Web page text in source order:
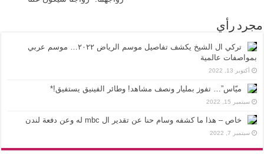
مجرد رأي
تركي ال الشيخ يكشف تفاصيل موسم الرياض ٢٠٢٢… موسم عربي
بمواصفات عالمية
أكتوبر 13, 2022
ميّاس”… تفوز بمليار ونصف مشاهد! وطائر الفينيق يستفيق!*
سبتمبر 15, 2022
خاص – هذا ما كشفه وسام حنا عن تقدير ال mbc له وعن دفعة لندن
سبتمبر 7, 2022